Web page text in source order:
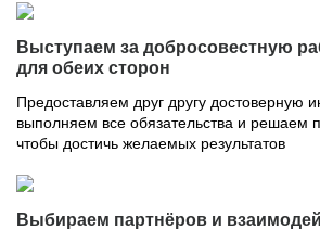
Выступаем за добросовестную
для обеих сторон
Предоставляем друг другу достоверную
выполняем все обязательства и решаем
чтобы достичь желаемых результатов
Выбираем партнёров и